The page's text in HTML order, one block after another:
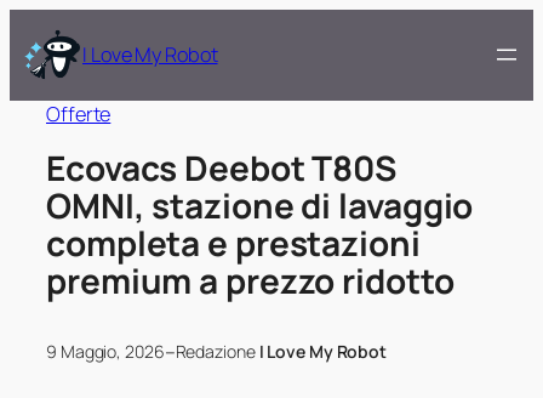
I Love My Robot
Offerte
Ecovacs Deebot T80S
OMNI, stazione di lavaggio
completa e prestazioni
premium a prezzo ridotto
9 Maggio, 2026–Redazione I Love My Robot